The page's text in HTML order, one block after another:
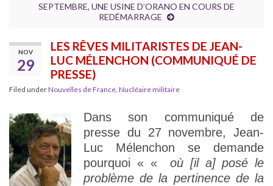
SEPTEMBRE, UNE USINE D’ORANO EN COURS DE
REDÉMARRAGE
NOV
29
LES RÊVES MILITARISTES DE JEAN-
LUC MÉLENCHON (COMMUNIQUÉ DE
PRESSE)
Filed underNouvelles de France, Nucléaire militaire
Dans son communiqué de
presse du 27 novembre, Jean-
Luc Mélenchon se demande
pourquoi « « où [il a] posé le
problème de la pertinence de la